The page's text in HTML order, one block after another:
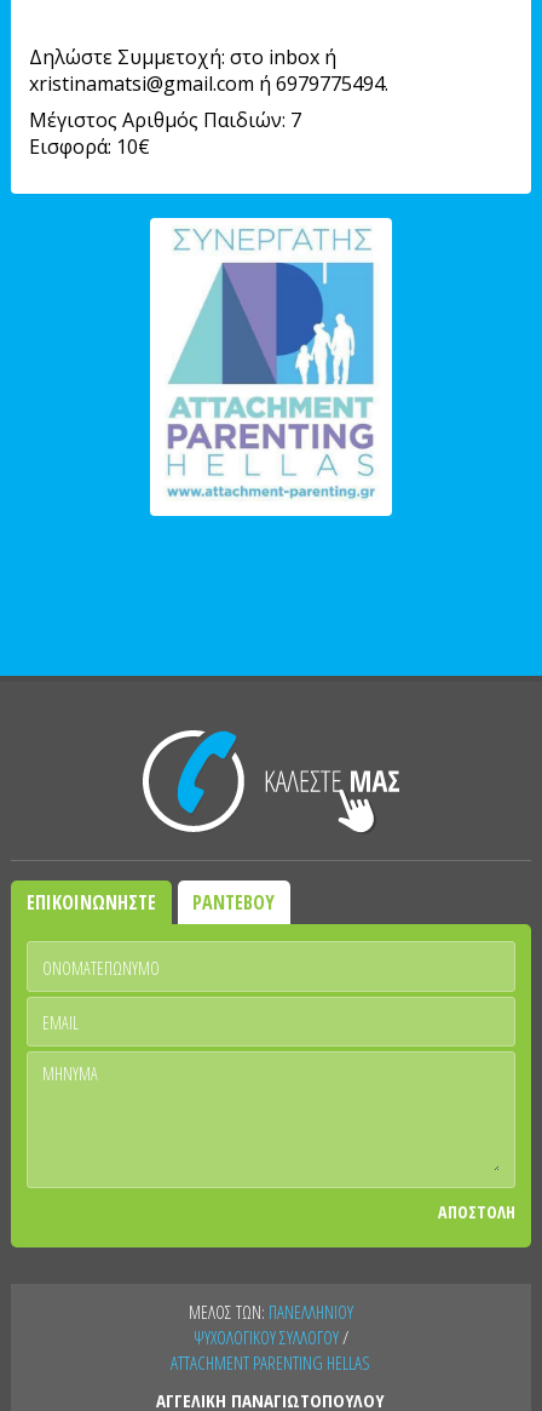
Δηλώστε Συμμετοχή: στο inbox ή
xristinamatsi@gmail.com ή 6979775494.
Μέγιστος Αριθμός Παιδιών: 7
Εισφορά: 10€
ΕΠΙΚΟΙΝΩΝΗΣΤΕ ΡΑΝΤΕΒΟΥ
ΑΠΟΣΤΟΛΗ
ΜΕΛΟΣ ΤΩΝ: ΠΑΝΕΛΛΗΝΙΟΥ
ΨΥΧΟΛΟΓΙΚΟΥ ΣΥΛΛΟΓΟΥ/
ATTACHMENT PARENTING HELLAS
ΑΓΓΕΛΙΚΗ ΠΑΝΑΓΙΩΤΟΠΟΥΛΟΥ